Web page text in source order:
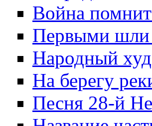
Война
Первыми шли
Народный
На берегу
Песня 28-й